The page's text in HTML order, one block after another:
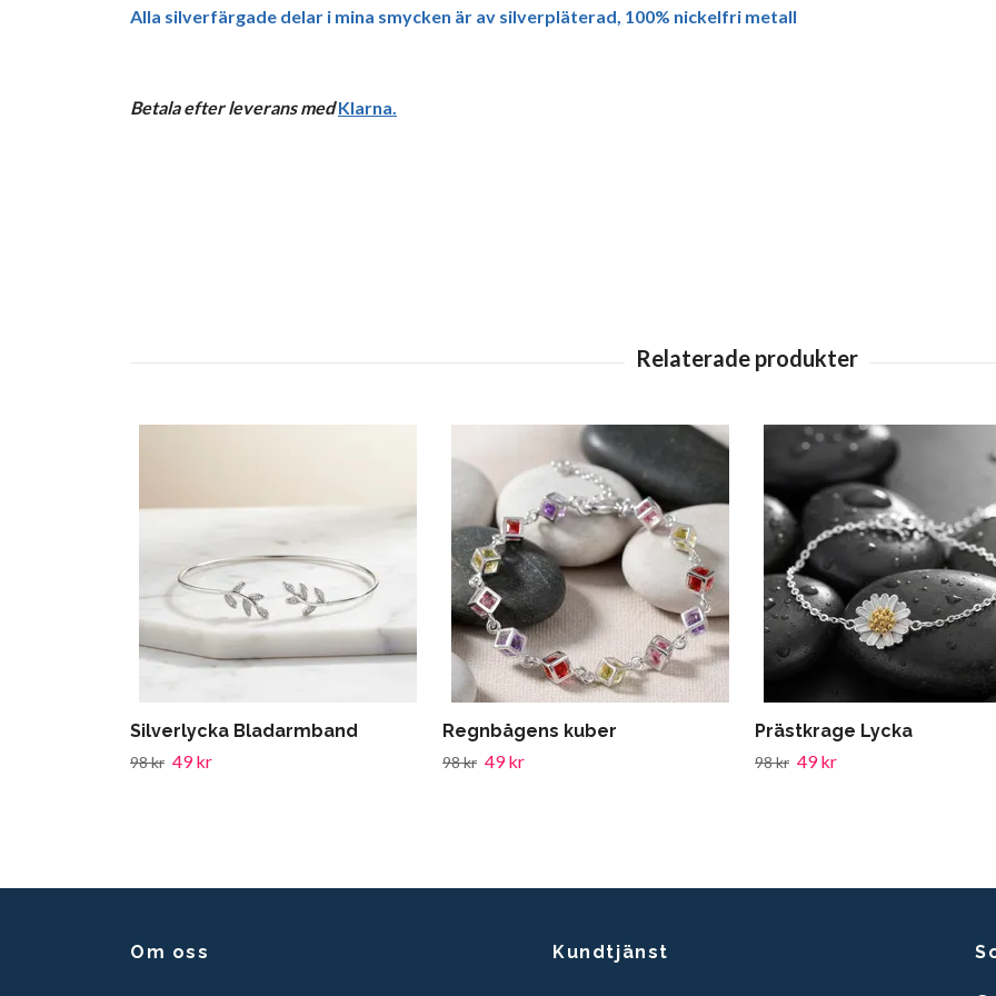
Alla silverfärgade delar i mina smycken är av silverpläterad, 100% nickelfri metall
Betala efter leverans med Klarna.
Silverlycka Bladarmband
98 kr 49 kr
Regnbågens kuber
98 kr 49 kr
Prästkrage Lycka
98 kr 49 kr
Om oss Kundtjänst